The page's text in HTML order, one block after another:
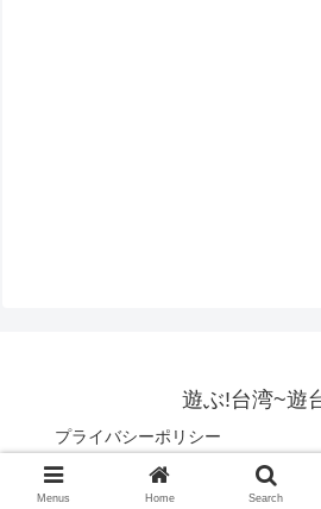
遊ぶ!台湾~遊
プライバシーポリシー
Copyright © 2015-2026 遊ぶ!台湾~遊
Menus Home Search